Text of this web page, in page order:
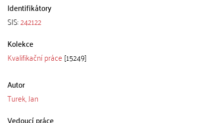
Identifikátory
SIS:242122
Kolekce
Kvalifikační práce [15249]
Autor
Turek, Jan
Vedoucí práce